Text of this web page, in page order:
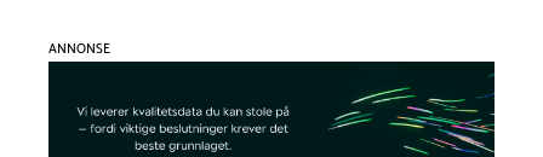
ANNONSE